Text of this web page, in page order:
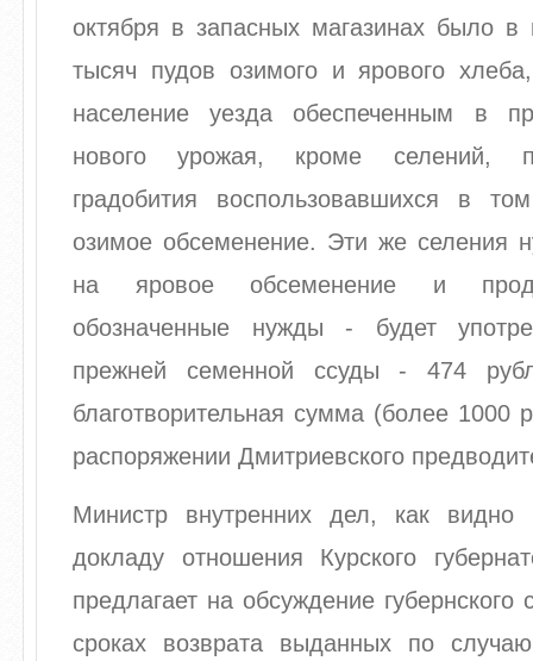
октября в запасных магазинах было в
тысяч пудов озимого и ярового
население уезда обеспеченным в
нового урожая, кроме селений,
градобития воспользовавшихся в
озимое обсеменение. Эти же селения
на яровое обсеменение и
обозначенные нужды - будет
прежней семенной ссуды - 474
благотворительная сумма (более 1000
распоряжении Дмитриевского
Министр внутренних дел, как видно
докладу отношения Курского
предлагает на обсуждение губернского
сроках возврата выданных по